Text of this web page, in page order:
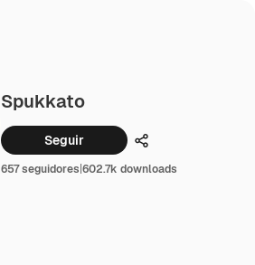
Spukkato
Seguir Compartilhar
657 seguidores|602.7k downloads